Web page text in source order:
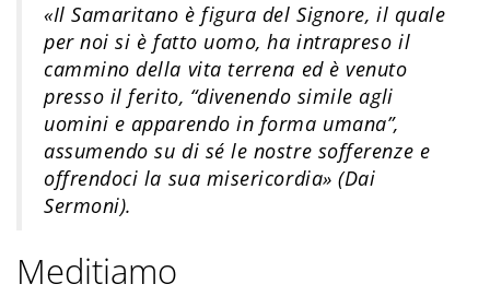
«Il Samaritano è figura del Signore, il quale
per noi si è fatto uomo, ha intrapreso il
cammino della vita terrena ed è venuto
presso il ferito, “divenendo simile agli
uomini e apparendo in forma umana”,
assumendo su di sé le nostre sofferenze e
offrendoci la sua misericordia» (Dai
Sermoni).
Meditiamo